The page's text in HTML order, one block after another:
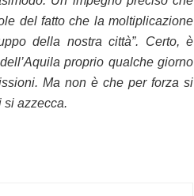
del fatto che la moltiplicazione
della nostra città”. Certo, è
proprio qualche giorno
Ma non è che per forza si
si azzecca.